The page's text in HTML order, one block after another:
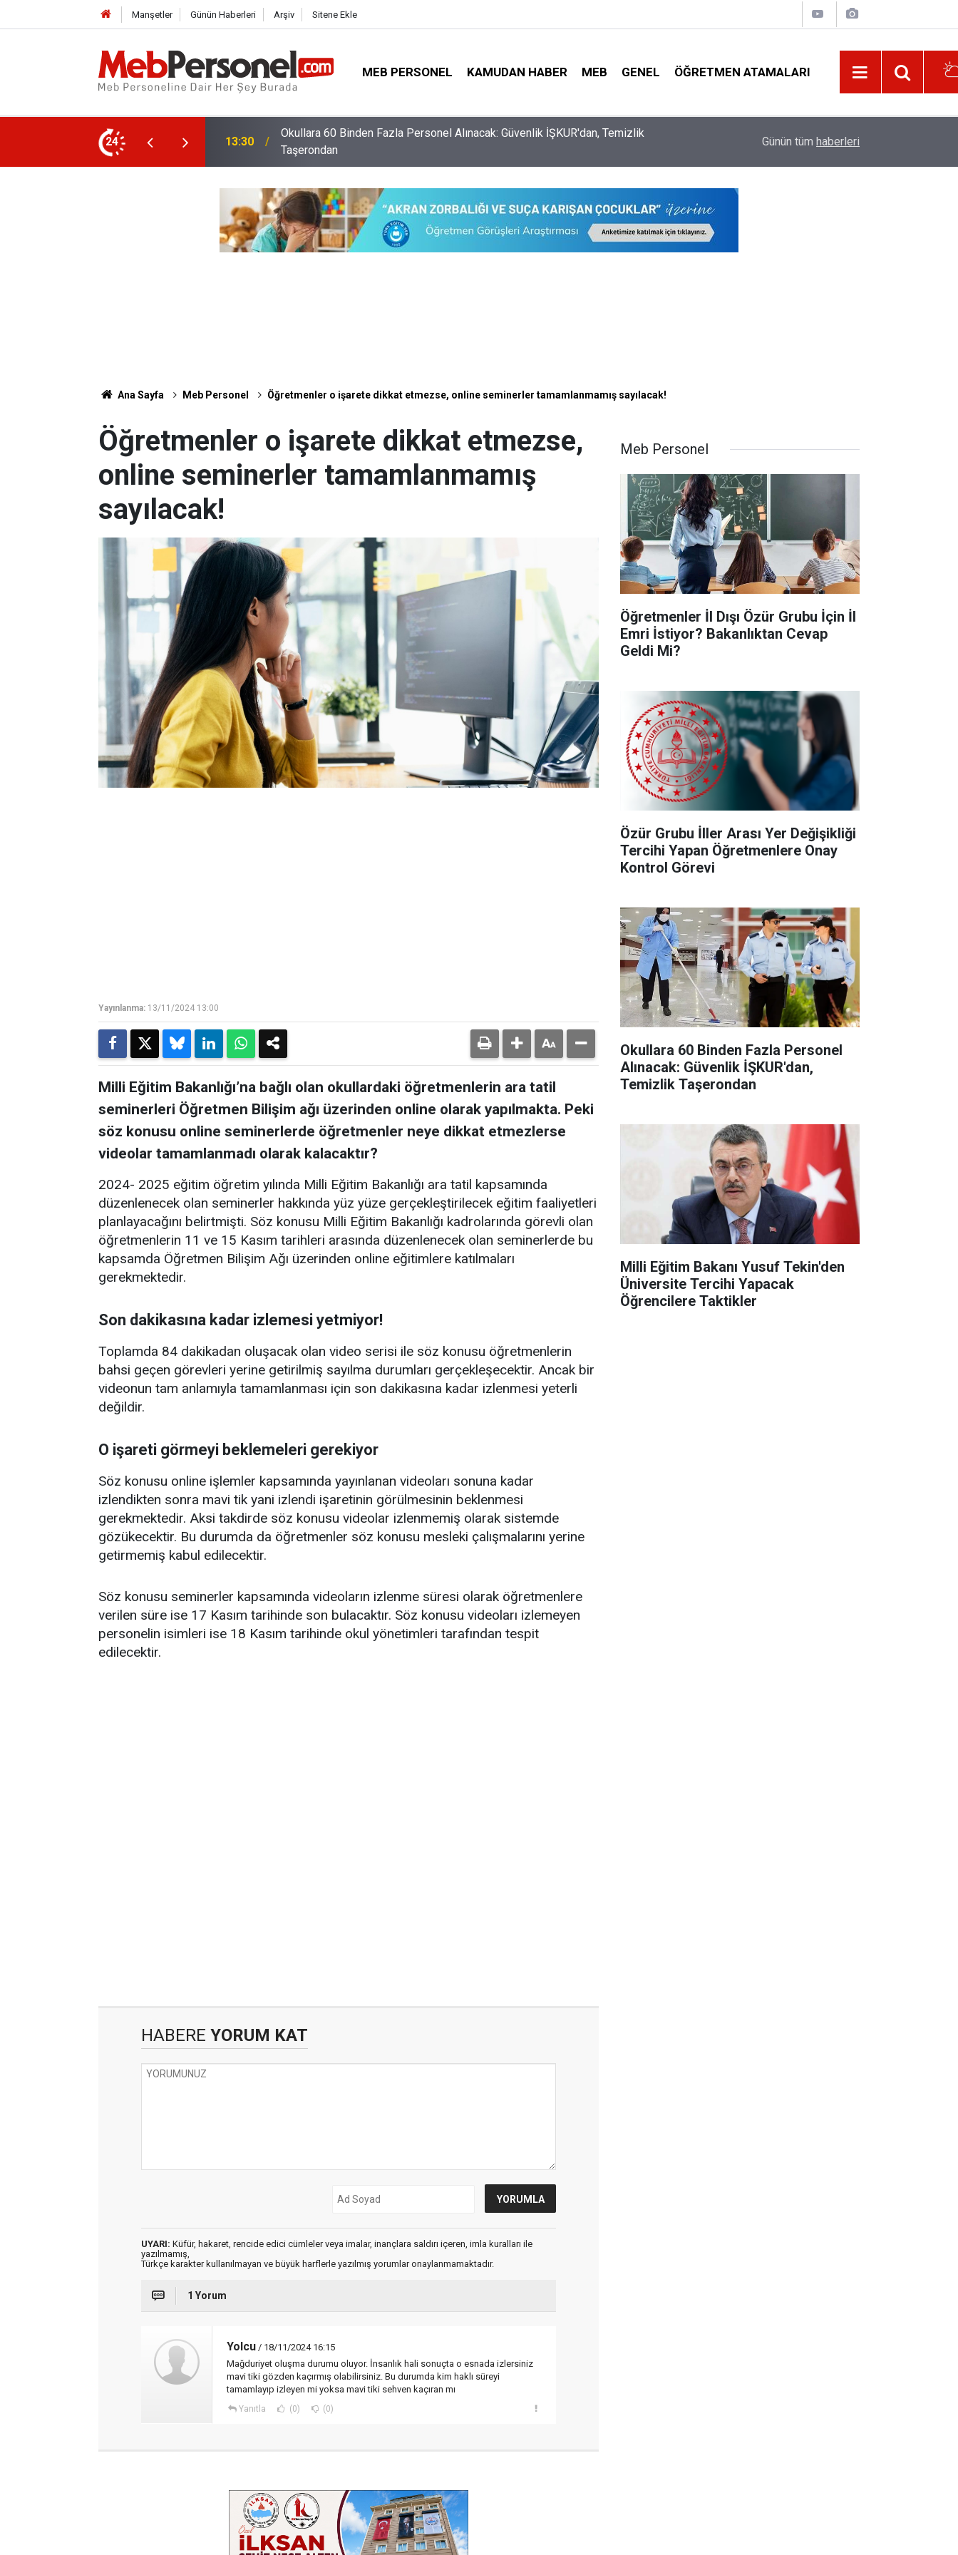
Manşetler Günün Haberleri Arşiv Sitene Ekle
MEB PERSONEL KAMUDAN HABER MEB GENEL ÖĞRETMEN ATAMALARI
24
Alınacak: Güvenlik İŞKUR'dan, Temizlik
12:02
Milli Eğitim Bakanı Yusuf Tekin'den Üniversite Tercihi Yapacak Öğrencilere
Taktikler
İl Dışı Özür Grubu Tercihlerinin Onayı İçin
Günün tüm haberleri
Ana Sayfa Meb Personel Öğretmenler o işarete dikkat etmezse, online seminerler tamamlanmamış sayılacak!
Öğretmenler o işarete dikkat etmezse,
online seminerler tamamlanmamış
sayılacak!
Yayınlanma: 13/11/2024 13:00
Milli Eğitim Bakanlığı’na bağlı olan okullardaki öğretmenlerin ara tatil
seminerleri Öğretmen Bilişim ağı üzerinden online olarak yapılmakta. Peki
söz konusu online seminerlerde öğretmenler neye dikkat etmezlerse
videolar tamamlanmadı olarak kalacaktır?
2024- 2025 eğitim öğretim yılında Milli Eğitim Bakanlığı ara tatil kapsamında
düzenlenecek olan seminerler hakkında yüz yüze gerçekleştirilecek eğitim faaliyetleri
planlayacağını belirtmişti. Söz konusu Milli Eğitim Bakanlığı kadrolarında görevli olan
öğretmenlerin 11 ve 15 Kasım tarihleri arasında düzenlenecek olan seminerlerde bu
kapsamda Öğretmen Bilişim Ağı üzerinden online eğitimlere katılmaları
gerekmektedir.
Son dakikasına kadar izlemesi yetmiyor!
Toplamda 84 dakikadan oluşacak olan video serisi ile söz konusu öğretmenlerin
bahsi geçen görevleri yerine getirilmiş sayılma durumları gerçekleşecektir. Ancak bir
videonun tam anlamıyla tamamlanması için son dakikasına kadar izlenmesi yeterli
değildir.
O işareti görmeyi beklemeleri gerekiyor
Söz konusu online işlemler kapsamında yayınlanan videoları sonuna kadar
izlendikten sonra mavi tik yani izlendi işaretinin görülmesinin beklenmesi
gerekmektedir. Aksi takdirde söz konusu videolar izlenmemiş olarak sistemde
gözükecektir. Bu durumda da öğretmenler söz konusu mesleki çalışmalarını yerine
getirmemiş kabul edilecektir.
Söz konusu seminerler kapsamında videoların izlenme süresi olarak öğretmenlere
verilen süre ise 17 Kasım tarihinde son bulacaktır. Söz konusu videoları izlemeyen
personelin isimleri ise 18 Kasım tarihinde okul yönetimleri tarafından tespit
edilecektir.
HABERE YORUM KAT
UYARI: Küfür, hakaret, rencide edici cümleler veya imalar, inançlara saldırı içeren, imla kuralları ile
yazılmamış,
Türkçe karakter kullanılmayan ve büyük harflerle yazılmış yorumlar onaylanmamaktadır.
1 Yorum
Yolcu / 18/11/2024 16:15
Mağduriyet oluşma durumu oluyor. İnsanlık hali sonuçta o esnada izlersiniz
mavi tiki gözden kaçırmış olabilirsiniz. Bu durumda kim haklı süreyi
tamamlayıp izleyen mi yoksa mavi tiki sehven kaçıran mı
Yanıtla (0) (0)
Meb Personel
Öğretmenler İl Dışı Özür Grubu İçin İl
Emri İstiyor? Bakanlıktan Cevap
Geldi Mi?
Özür Grubu İller Arası Yer Değişikliği
Tercihi Yapan Öğretmenlere Onay
Kontrol Görevi
Okullara 60 Binden Fazla Personel
Alınacak: Güvenlik İŞKUR'dan,
Temizlik Taşerondan
Milli Eğitim Bakanı Yusuf Tekin'den
Üniversite Tercihi Yapacak
Öğrencilere Taktikler